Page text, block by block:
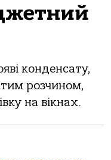
конденсату,
розчином,
на вікнах.